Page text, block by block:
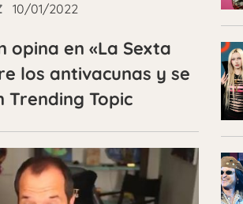
10/01/2022
opina en «La Sexta
los antivacunas y se
Trending Topic